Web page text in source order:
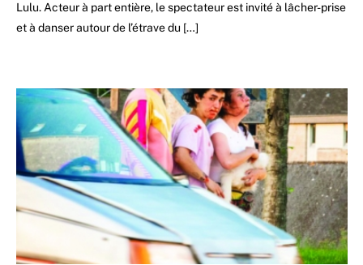
Lulu. Acteur à part entière, le spectateur est invité à lâcher-prise
et à danser autour de l’étrave du […]